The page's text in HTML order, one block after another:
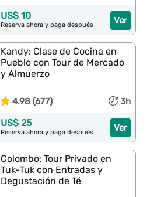
Ver
US$ 10
Reserva ahora y paga después
Kandy: Clase de Cocina en
Pueblo con Tour de Mercado
y Almuerzo
4.98 (677) 3h
Ver
US$ 25
Reserva ahora y paga después
Colombo: Tour Privado en
Tuk-Tuk con Entradas y
Degustación de Té